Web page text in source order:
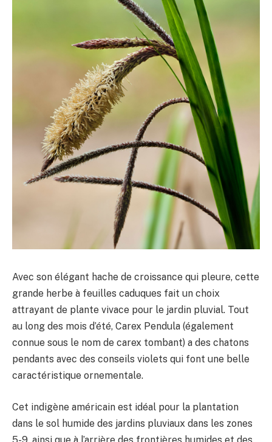
Avec son élégant hache de croissance qui pleure, cette
grande herbe à feuilles caduques fait un choix
attrayant de plante vivace pour le jardin pluvial. Tout
au long des mois d’été, Carex Pendula (également
connue sous le nom de carex tombant) a des chatons
pendants avec des conseils violets qui font une belle
caractéristique ornementale.
Cet indigène américain est idéal pour la plantation
dans le sol humide des jardins pluviaux dans les zones